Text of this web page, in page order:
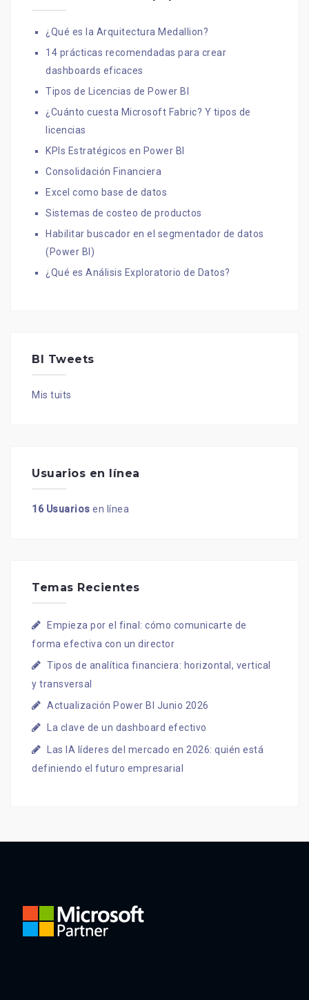
¿Qué es la Arquitectura Medallion?
14 prácticas recomendadas para crear
dashboards eficaces
Tipos de Licencias de Power BI
¿Cuánto cuesta Microsoft Fabric? Y tipos de
licencias
KPIs Estratégicos en Power BI
Consolidación Financiera
Excel como base de datos
Sistemas de costeo de productos
Habilitar buscador en el segmentador de datos
(Power BI)
¿Qué es Análisis Exploratorio de Datos?
BI Tweets
Mis tuits
Usuarios en línea
16 Usuarios en línea
Temas Recientes
Empieza por el final: cómo comunicarte de
forma efectiva con un director
Tipos de analítica financiera: horizontal, vertical
y transversal
Actualización Power BI Junio 2026
La clave de un dashboard efectivo
Las IA líderes del mercado en 2026: quién está
definiendo el futuro empresarial